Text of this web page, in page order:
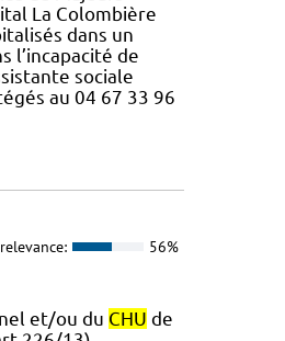
La Colombière
dans un
l’incapacité de
sociale
au 04 67 33 96
relevance: 56%
et/ou du CHU de